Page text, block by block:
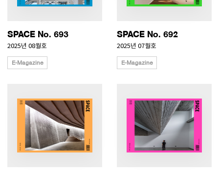
SPACE No. 693
2025년 08월호
E-Magazine
SPACE No. 692
2025년 07월호
E-Magazine